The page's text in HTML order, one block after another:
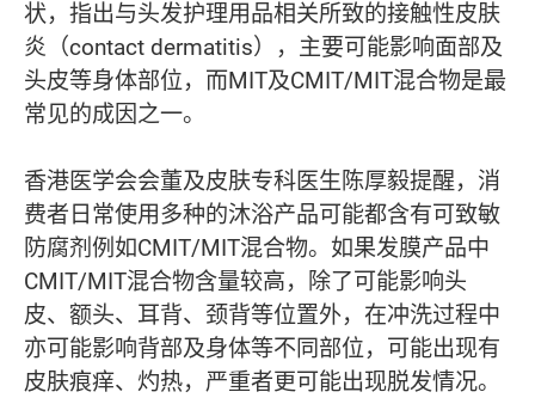
状，指出与头发护理用品相关所致的接触性皮肤
炎（contact dermatitis），主要可能影响面部及
头皮等身体部位，而MIT及CMIT/MIT混合物是最
常见的成因之一。
香港医学会会董及皮肤专科医生陈厚毅提醒，消
费者日常使用多种的沐浴产品可能都含有可致敏
防腐剂例如CMIT/MIT混合物。如果发膜产品中
CMIT/MIT混合物含量较高，除了可能影响头
皮、额头、耳背、颈背等位置外，在冲洗过程中
亦可能影响背部及身体等不同部位，可能出现有
皮肤痕痒、灼热，严重者更可能出现脱发情况。